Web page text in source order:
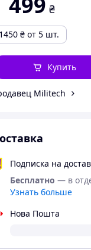
₴
1450 ₴ от 5 шт.
Купить
Militech
Подписка на
Бесплатно — в
Узнать больше
Нова Пошта